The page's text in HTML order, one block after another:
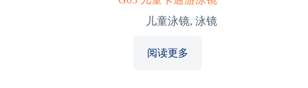
儿童泳镜, 泳镜
阅读更多